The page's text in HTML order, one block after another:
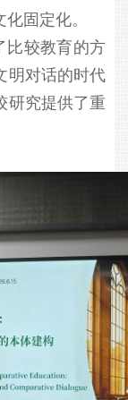
固定化。
比较教育的方
明对话的时代
研究提供了重